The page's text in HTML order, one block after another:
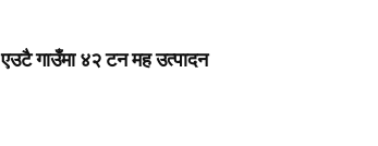
एउटै गाउँमा ४२ टन मह उत्पादन